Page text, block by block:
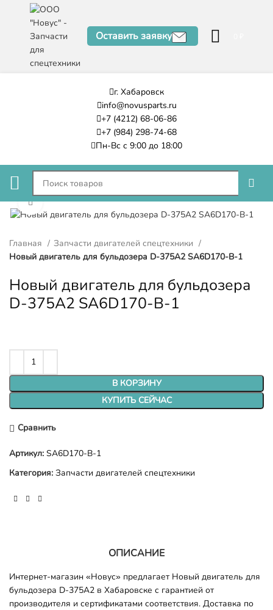
Оставить заявку
г. Хабаровск
info@novusparts.ru
+7 (4212) 68-06-86
+7 (984) 298-74-68
Пн-Вс с 9:00 до 18:00
Нажмите, чтобы увеличить
Главная
Запчасти двигателей спецтехники
Новый двигатель для бульдозера D-375A2 SA6D170-B-1
Новый двигатель для бульдозера
D-375A2 SA6D170-B-1
В КОРЗИНУ
КУПИТЬ СЕЙЧАС
Сравнить
Артикул: SA6D170-B-1
Категория: Запчасти двигателей спецтехники
ОПИСАНИЕ
Интернет-магазин «Новус» предлагает Новый двигатель для
бульдозера D-375A2 в Хабаровске с гарантией от
производителя и сертификатами соответствия. Доставка по